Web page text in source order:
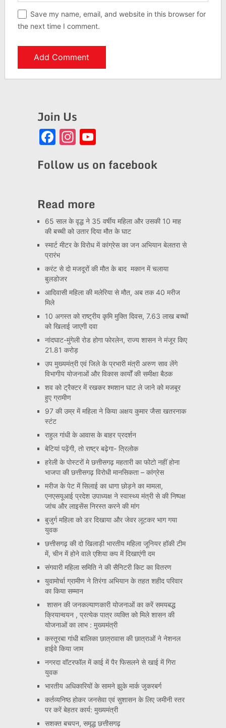
Save my name, email, and website in this browser for
the next time I comment.
Join Us
Facebook
Instagram
YouTube
Follow us on facebook
Read more
65 साल के वृद्ध ने 35 वर्षीय महिला और उसकी 10 माह
की बच्ची को उतार दिया मौत के घाट
स्मार्ट मीटर के विरोध में कांग्रेस का जन अभियान बेलतरा से
प्रारंभ
करंट से दो मजदूरों की मौत के बाद मकान में चलाया
बुलडोजर
आदिवासी महिला की मलेरिया से मौत, अब तक 40 मरीज
मिले
10 अगस्त को राष्ट्रीय कृमि मुक्ति दिवस, 7.63 लाख बच्चों
को खिलाई जाएगी दवा
नांदघाट-मुंगेली रोड होगा फोरलेन, राज्य शासन ने मंजूर किए
21.81 करोड़
उप मुख्यमंत्री एवं जिले के प्रभारी मंत्री अरुण साव लेंगे
विभागीय योजनाओं और विकास कार्यों की समीक्षा बैठक
शव को ट्रैक्टर में रखकर श्मशान घाट ले जाने को मजबूर
हुए ग्रामीण
97 की उम्र में महिला ने किया अक्षय कुमार जैसा खतरनाक
स्टंट
राहुल गांधी के आवास के बाहर प्रदर्शन
बेटियां पढ़ेंगी, तो राष्ट्र बढ़ेगा- त्रिलोक
हरेली के पोस्टरों मे छत्तीसगढ़ महतारी का फोटो नहीं होना
भाजपा की छत्तीसगढ़ विरोधी मानसिकता – कांग्रेस
मरीज के पेट में सिलाई का धागा छोड़ने का मामला,
एनएसयूआई प्रदेश उपाध्यक्ष ने स्वास्थ्य मंत्री से की निष्पक्ष
जांच और लाइसेंस निरस्त करने की मांग
बुजुर्ग महिला को डर दिखाया और जेवर लूटकर भाग गया
युवक
छत्तीसगढ़ की दो खिलाड़ी भारतीय महिला जूनियर हॉकी टीम
में, चीन में होने वाले एशिया कप में दिखाएंगी दम
संगवारी महिला समिति ने की सैनिटरी किट का वितरण
युवामोर्चा ग्रामीण ने तिरंगा अभियान के तहत शहीद परिवार
का किया सम्मान
शासन की जनकल्याणकारी योजनाओं का करें समयबद्ध
क्रियान्वयन , प्रत्येक पात्र व्यक्ति को मिले शासन की
योजनाओं का लाभ : मुख्यमंत्री
कस्तूरबा गांधी बालिका छात्रावास की छात्राओं ने नेशनल
हाईवे किया जाम
नगरदा वॉटरफॉल में काई में पैर फिसलने से खाई में गिरा
युवक
भारतीय अधिकारियों के सामने झुके मार्क जुकरबर्ग
कर्तव्यनिष्ठ होकर जनसेवा एवं सुशासन के लिए जमीनी स्तर
पर करें बेहतर कार्य: मुख्यमंत्री
सशक्त बचपन, समृद्ध छत्तीसगढ़